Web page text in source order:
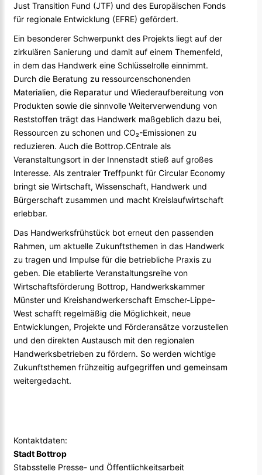
Just Transition Fund (JTF) und des Europäischen Fonds
für regionale Entwicklung (EFRE) gefördert.
Ein besonderer Schwerpunkt des Projekts liegt auf der
zirkulären Sanierung und damit auf einem Themenfeld,
in dem das Handwerk eine Schlüsselrolle einnimmt.
Durch die Beratung zu ressourcenschonenden
Materialien, die Reparatur und Wiederaufbereitung von
Produkten sowie die sinnvolle Weiterverwendung von
Reststoffen trägt das Handwerk maßgeblich dazu bei,
Ressourcen zu schonen und CO₂-Emissionen zu
reduzieren. Auch die Bottrop.CEntrale als
Veranstaltungsort in der Innenstadt stieß auf großes
Interesse. Als zentraler Treffpunkt für Circular Economy
bringt sie Wirtschaft, Wissenschaft, Handwerk und
Bürgerschaft zusammen und macht Kreislaufwirtschaft
erlebbar.
Das Handwerksfrühstück bot erneut den passenden
Rahmen, um aktuelle Zukunftsthemen in das Handwerk
zu tragen und Impulse für die betriebliche Praxis zu
geben. Die etablierte Veranstaltungsreihe von
Wirtschaftsförderung Bottrop, Handwerkskammer
Münster und Kreishandwerkerschaft Emscher-Lippe-
West schafft regelmäßig die Möglichkeit, neue
Entwicklungen, Projekte und Förderansätze vorzustellen
und den direkten Austausch mit den regionalen
Handwerksbetrieben zu fördern. So werden wichtige
Zukunftsthemen frühzeitig aufgegriffen und gemeinsam
weitergedacht.
Kontaktdaten:
Stadt Bottrop
Stabsstelle Presse- und Öffentlichkeitsarbeit